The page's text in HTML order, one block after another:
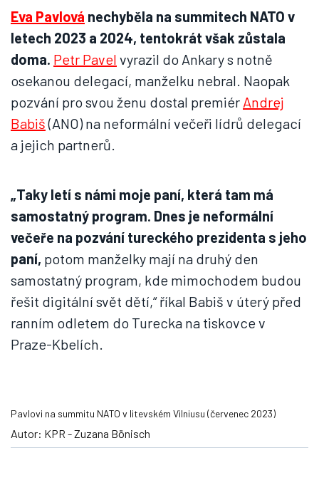
Eva Pavlová nechyběla na summitech NATO v
letech 2023 a 2024, tentokrát však zůstala
doma. Petr Pavel vyrazil do Ankary s notně
osekanou delegací, manželku nebral. Naopak
pozvání pro svou ženu dostal premiér Andrej
Babiš(ANO) na neformální večeři lídrů delegací
a jejich partnerů.
„Taky letí s námi moje paní, která tam má
samostatný program. Dnes je neformální
večeře na pozvání tureckého prezidenta s jeho
paní, potom manželky mají na druhý den
samostatný program, kde mimochodem budou
řešit digitální svět dětí,“ říkal Babiš v úterý před
ranním odletem do Turecka na tiskovce v
Praze-Kbelích.
Pavlovi na summitu NATO v litevském Vilniusu (červenec 2023)
Autor: KPR - Zuzana Bönisch